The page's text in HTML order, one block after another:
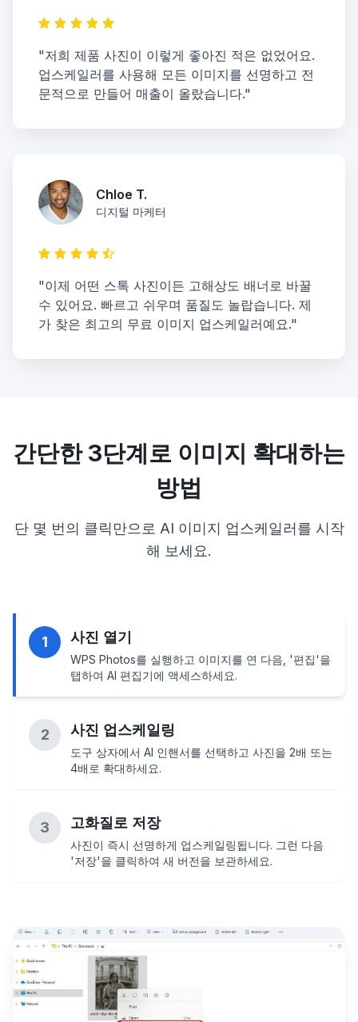
"저희 제품 사진이 이렇게 좋아진 적은 없었어요.
업스케일러를 사용해 모든 이미지를 선명하고 전
문적으로 만들어 매출이 올랐습니다."
Chloe T.
디지털 마케터
"이제 어떤 스톡 사진이든 고해상도 배너로 바꿀
수 있어요. 빠르고 쉬우며 품질도 놀랍습니다. 제
가 찾은 최고의 무료 이미지 업스케일러예요."
간단한 3단계로 이미지 확대하는
방법
단 몇 번의 클릭만으로 AI 이미지 업스케일러를 시작
해 보세요.
1 사진 열기
WPS Photos를 실행하고 이미지를 연 다음, '편집'을
탭하여 AI 편집기에 액세스하세요.
2 사진 업스케일링
도구 상자에서 AI 인핸서를 선택하고 사진을 2배 또는
4배로 확대하세요.
3 고화질로 저장
사진이 즉시 선명하게 업스케일링됩니다. 그런 다음
'저장'을 클릭하여 새 버전을 보관하세요.